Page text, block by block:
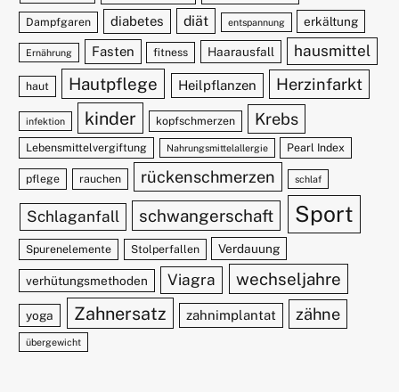
Dampfgaren diabetes diät entspannung erkältung
Ernährung Fasten fitness Haarausfall hausmittel
haut Hautpflege Heilpflanzen Herzinfarkt
infektion kinder kopfschmerzen Krebs
Lebensmittelvergiftung Nahrungsmittelallergie Pearl Index
pflege rauchen rückenschmerzen schlaf
Schlaganfall schwangerschaft Sport
Spurenelemente Stolperfallen Verdauung
verhütungsmethoden Viagra wechseljahre
yoga Zahnersatz zahnimplantat zähne
übergewicht